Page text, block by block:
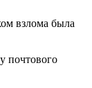
взлома была
почтового